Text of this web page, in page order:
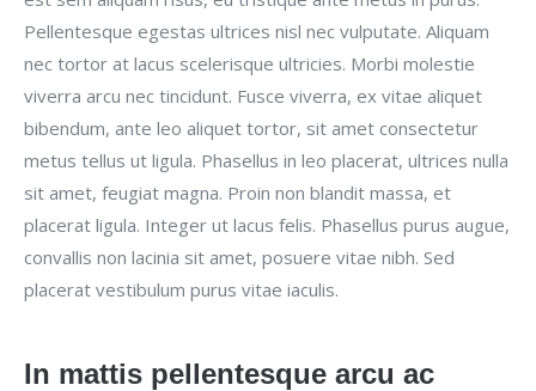
Pellentesque egestas ultrices nisl nec vulputate. Aliquam
nec tortor at lacus scelerisque ultricies. Morbi molestie
viverra arcu nec tincidunt. Fusce viverra, ex vitae aliquet
bibendum, ante leo aliquet tortor, sit amet consectetur
metus tellus ut ligula. Phasellus in leo placerat, ultrices nulla
sit amet, feugiat magna. Proin non blandit massa, et
placerat ligula. Integer ut lacus felis. Phasellus purus augue,
convallis non lacinia sit amet, posuere vitae nibh. Sed
placerat vestibulum purus vitae iaculis.
In mattis pellentesque arcu ac